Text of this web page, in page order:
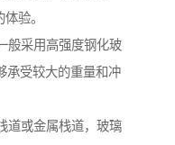
验。
般采用高强度钢化玻
承受较大的重量和冲
道或金属栈道，玻璃